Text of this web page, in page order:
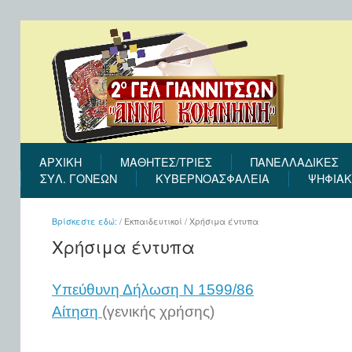
ΑΡΧΙΚΉ ΜΑΘΗΤΕΣ/ΤΡΙΕΣ
ΠΑΝΕΛΛΑΔΙΚΕΣ
ΣΎΛ. ΓΟΝΈΩΝ
ΚΥΒΕΡΝΟΑΣΦΑΛΕΙΑ
Βρίσκεστε εδώ: / Εκπαιδευτικοί / Χρήσιμα έντυπα
Χρήσιμα έντυπα
Υπεύθυνη Δήλωση Ν 1599/86
Αίτηση (γενικής χρήσης)